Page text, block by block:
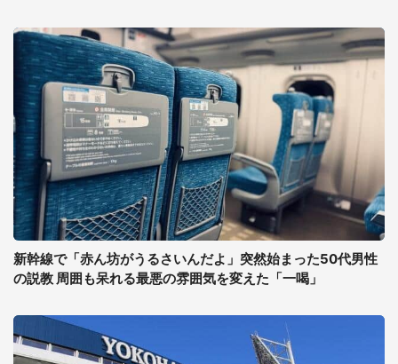
新幹線で「赤ん坊がうるさいんだよ」突然始まった50代男性
の説教 周囲も呆れる最悪の雰囲気を変えた「一喝」